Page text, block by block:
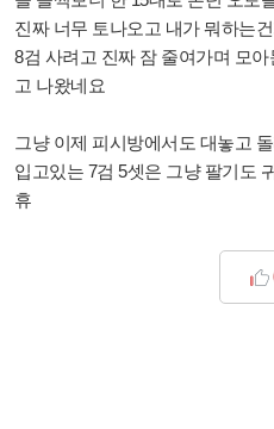
진짜 너무 토나오고 내가 뭐하는
8검 사려고 진짜 잠 줄여가며 모
고 나왔네요
그냥 이제 피시방에서도 대놓고
입고있는 7검 5셋은 그냥 팔기도
휴